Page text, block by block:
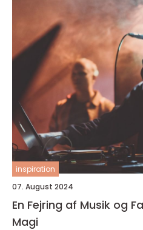
inspiration
07. August 2024
En Fejring af Musik og
Magi